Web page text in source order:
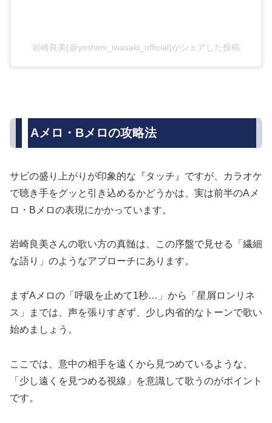
岩崎良美(@yoshimi_iwasaki_official)がシェアした投稿
Aメロ・Bメロの攻略法
サビの盛り上がりが印象的な『タッチ』ですが、カラオケ
で聴き手をグッと引き込めるかどうかは、実は前半のAメ
ロ・Bメロの表現にかかっています。
岩崎良美さんの歌い方の真髄は、この序盤で見せる「繊細
な語り」のようなアプローチにあります。
まずAメロの「呼吸を止めて1秒…」から「星屑ロンリネ
ス」までは、声を張りすぎず、少し内省的なトーンで歌い
始めましょう。
ここでは、意中の相手を遠くから見つめているような、
「少し遠くを見つめる視線」を意識して歌うのがポイント
です。